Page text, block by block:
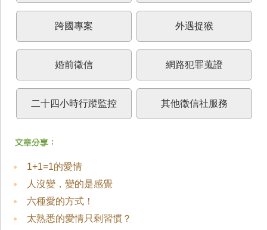
跨國專案 外遇捉猴
婚前徵信 網路犯罪蒐證
二十四小時行蹤監控 其他徵信社服務
1+1=1的愛情
人沒變，變的是感覺
六種愛的方式！
太熟悉的愛情只剩習慣？